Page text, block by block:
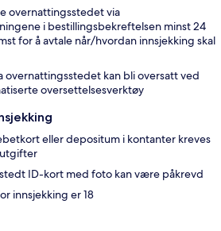
overnattingsstedet via
i bestillingsbekreftelsen minst 24
for å avtale når/hvordan innsjekking skal
overnattingsstedet kan bli oversatt ved
oversettelsesverktøy
eller depositum i kontanter kreves
ID-kort med foto kan være påkrevd
innsjekking er 18